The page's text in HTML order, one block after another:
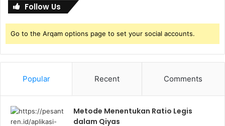
Follow Us
Go to the Arqam options page to set your social accounts.
Popular Recent Comments
Metode Menentukan Ratio Legis
dalam Qiyas